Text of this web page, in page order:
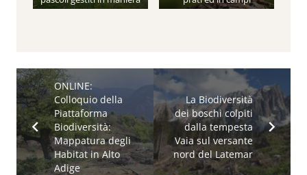
ONLINE:
Colloquio della
Piattaforma
Biodiversità:
Mappatura degli
Habitat in Alto
Adige
La Biodiversità
dei boschi colpiti
dalla tempesta
Vaia sul versante
nord del Latemar